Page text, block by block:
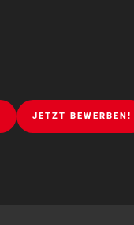
JETZT BEWERBEN!